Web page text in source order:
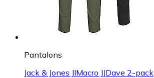
Pantalons
Jack & Jones JIMacro JJDave 2-pack